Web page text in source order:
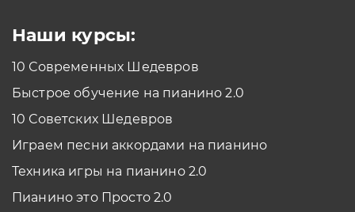
Как проходить задания в тренажерах с
помощью Планшета/телефона?
Наши курсы:
10 Современных Шедевров
Быстрое обучение на пианино 2.0
10 Советских Шедевров
Играем песни аккордами на пианино
Техника игры на пианино 2.0
Пианино это Просто 2.0